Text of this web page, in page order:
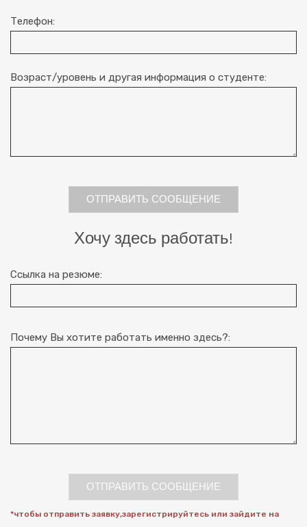
Телефон:
Возраст/уровень и другая информация о студенте:
ОТПРАВИТЬ СООБЩЕНИЕ
Хочу здесь работать!
Ссылка на резюме:
Почему Вы хотите работать именно здесь?:
ОТПРАВИТЬ СООБЩЕНИЕ
*чтобы отправить заявку,зарегистрируйтесь или зайдите на